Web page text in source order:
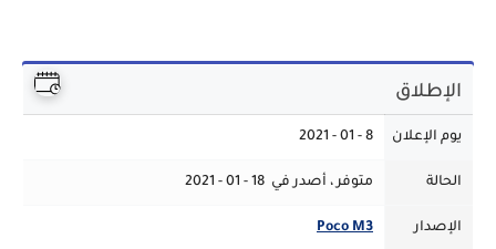
الإطلاق
يوم الإعلان 8 - 01 - 2021
الحالة متوفر ، أصدر في 18 - 01 - 2021
الإصدار Poco M3